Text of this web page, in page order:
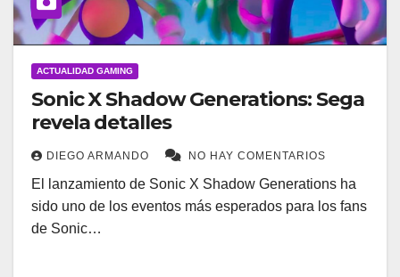
ACTUALIDAD GAMING
Sonic X Shadow Generations: Sega
revela detalles
DIEGO ARMANDO NO HAY COMENTARIOS
El lanzamiento de Sonic X Shadow Generations ha
sido uno de los eventos más esperados para los fans
de Sonic…